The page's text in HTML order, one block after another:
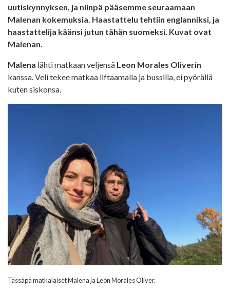
uutiskynnyksen, ja niinpä pääsemme seuraamaan
Malenan kokemuksia. Haastattelu tehtiin englanniksi, ja
haastattelija käänsi jutun tähän suomeksi. Kuvat ovat
Malenan.
Malena lähti matkaan veljensä Leon Morales Oliverin
kanssa. Veli tekee matkaa liftaamalla ja bussilla, ei pyörällä
kuten siskonsa.
Tässäpä matkalaiset Malena ja Leon Morales Oliver.